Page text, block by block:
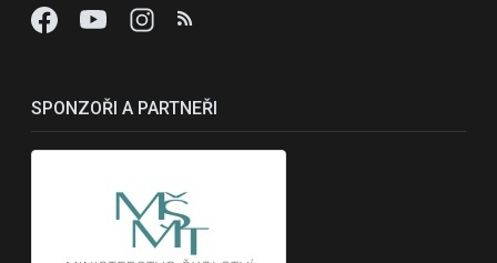
SPONZOŘI A PARTNEŘI